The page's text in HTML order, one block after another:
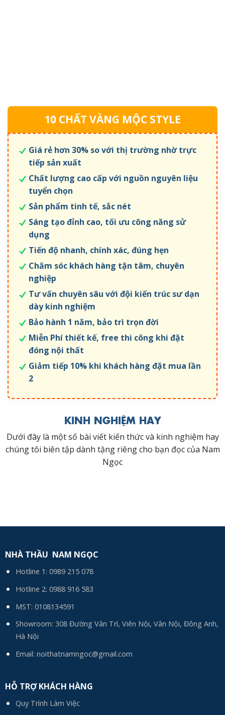
10 CHẤT VÀNG MỘC STYLE
Giá rẻ hơn 30% so với thị trường nhờ trực
tiếp sản xuất
Chất lượng cao cấp với nguồn nguyên liệu
tuyển chọn
Sản phẩm tinh tế, sắc nét
Sáng tạo đỉnh cao, tối ưu công năng sử
dụng
Tiến độ nhanh, chính xác, đúng hẹn
Chăm sóc khách hàng tận tâm, chuyên
nghiệp
Tư vấn chuyên sâu với đội kiến trúc sư dạn
dày kinh nghiệm
Bảo hành 1 năm, bảo trì trọn đời
Miễn Phí thiết kế, free thi công khi đặt
đóng nội thất
Giảm tiếp 10% khi khách hàng đặt mua lần
2
KINH NGHIỆM HAY
Dưới đây là một số bài viết kiến thức và kinh nghiệm hay
chúng tôi biên tập dành tặng riêng cho bạn đọc của Nam
Ngọc
NHÀ THẦU NAM NGỌC
Hotline 1: 0989 215 078
Hotline 2: 0988 916 583
MST: 0108134591
Showroom: 308 Đường Vân Trì, Viên Nội, Vân Nội, Đông Anh,
Hà Nội
Email: noithatnamngoc@gmail.com
HỖ TRỢ KHÁCH HÀNG
Quy Trình Làm Việc